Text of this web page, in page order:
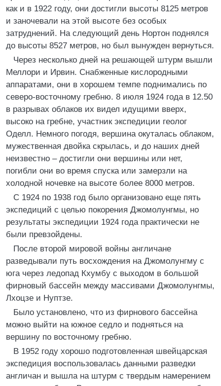
как и в 1922 году, они достигли высоты 8125 метров
и заночевали на этой высоте без особых
затруднений. На следующий день Нортон поднялся
до высоты 8527 метров, но был вынужден вернуться.
Через несколько дней на решающей штурм вышли
Меллори и Ирвин. Снабженные кислородными
аппаратами, они в хорошем темпе поднимались по
северо-восточному гребню. 8 июля 1924 года в 12.50
в разрывах облаков их видел идущими вверх,
высоко на гребне, участник экспедиции геолог
Оделл. Немного погодя, вершина окуталась облаком,
мужественная двойка скрылась, и до наших дней
неизвестно – достигли они вершины или нет,
погибли они во время спуска или замерзли на
холодной ночевке на высоте более 8000 метров.
С 1924 по 1938 год было организовано еще пять
экспедиций с целью покорения Джомолунгмы, но
результаты экспедиции 1924 года практически не
были превзойдены.
После второй мировой войны англичане
разведывали путь восхождения на Джомолунгму с
юга через ледопад Кхумбу с выходом в большой
фирновый бассейн между массивами Джомолунгмы,
Лхоцзе и Нуптзе.
Было установлено, что из фирнового бассейна
можно выйти на южное седло и подняться на
вершину по восточному гребню.
В 1952 году хорошо подготовленная швейцарская
экспедиция воспользовалась данными разведки
англичан и вышла на штурм с твердым намерением